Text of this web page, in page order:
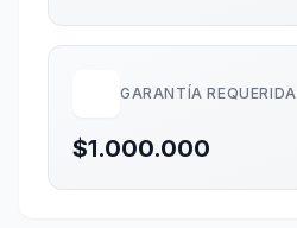
GARANTÍA REQUERIDA
$1.000.000